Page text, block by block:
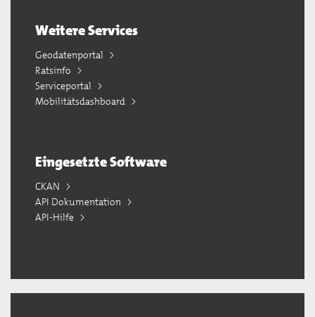
Weitere Services
Geodatenportal
Ratsinfo
Serviceportal
Mobilitätsdashboard
Eingesetzte Software
CKAN
API Dokumentation
API-Hilfe